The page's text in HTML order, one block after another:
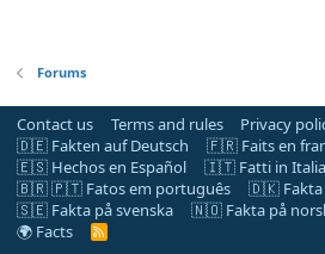
Forums
Contact us Terms and rules Privacy
🇩🇪 Fakten auf Deutsch
🇫🇷 Faits en
🇪🇸 Hechos en Español
🇮🇹 Fatti in
🇧🇷 🇵🇹 Fatos em português
🇩🇰 Fakta
🇸🇪 Fakta på svenska
🇳🇴 Fakta på
🌍 Facts
R